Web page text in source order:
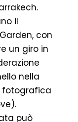
il
con
un giro in
nella
fotografica
può